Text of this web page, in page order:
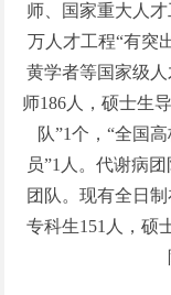
师、国家重大人
万人才工程“有突
黄学者等国家级
师186人，硕士生
队”1个，“全国
员”1人。代谢病
团队。现有全日制
专科生151人，硕